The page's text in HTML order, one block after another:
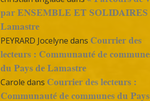
par ENSEMBLE ET SOLIDAIRES
Lamastre
PEYRARD Jocelyne dans Courrier des
lecteurs : Communauté de
du Pays de Lamastre
Carole dans Courrier des lecteurs :
Communauté de communes du